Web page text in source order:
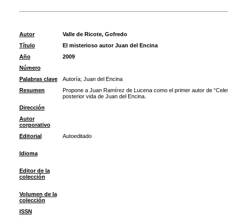
Autor
Valle de Ricote, Gofredo
Título
El misterioso autor Juan del Encina
Año
2009
Número
Palabras clave
Autoría; Juan del Encina
Resumen
Propone a Juan Ramírez de Lucena como el primer autor de
posterior vida de Juan del Encina.
Dirección
Autor
corporativo
Editorial
Autoeditado
Idioma
Editor de la
colección
Volumen de la
colección
ISSN